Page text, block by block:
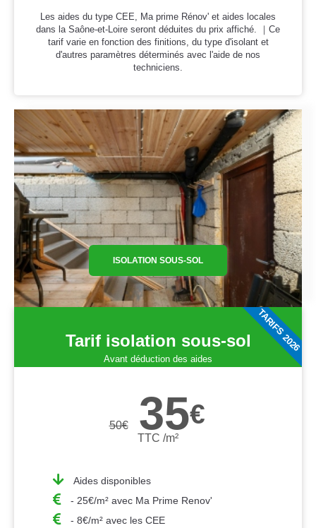
Les aides du type CEE, Ma prime Rénov' et aides locales
dans la Saône-et-Loire seront déduites du prix affiché. ｜Ce
tarif varie en fonction des finitions, du type d'isolant et
d'autres paramètres déterminés avec l'aide de nos
techniciens.
ISOLATION SOUS-SOL
Tarif isolation sous-sol
Avant déduction des aides
50€ 35€
TTC /m²
Aides disponibles
- 25€/m² avec Ma Prime Renov'
- 8€/m² avec les CEE
TARIFS 2026